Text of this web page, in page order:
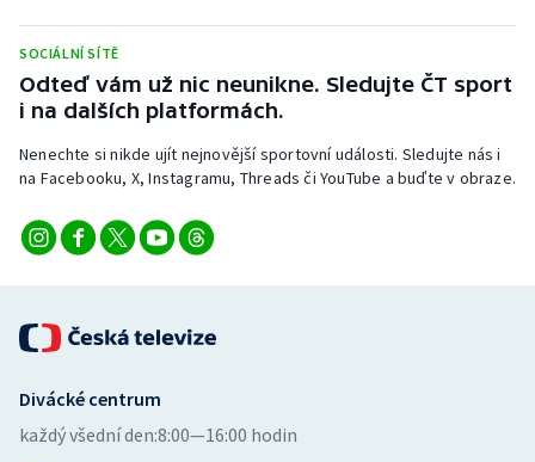
Triatlon
Veslování
Vodní slalom
Volejbal
Ostatní
SOCIÁLNÍ SÍTĚ
Odteď vám už nic neunikne. Sledujte ČT sport
i na dalších platformách.
Nenechte si nikde ujít nejnovější sportovní události. Sledujte nás i
na Facebooku, X, Instagramu, Threads či YouTube a buďte v obraze.
Divácké centrum
každý všední den:8:00—16:00 hodin